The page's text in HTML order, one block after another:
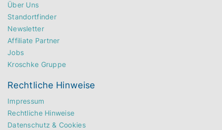
Über Uns
Standortfinder
Newsletter
Affiliate Partner
Jobs
Kroschke Gruppe
Rechtliche Hinweise
Impressum
Rechtliche Hinweise
Datenschutz & Cookies